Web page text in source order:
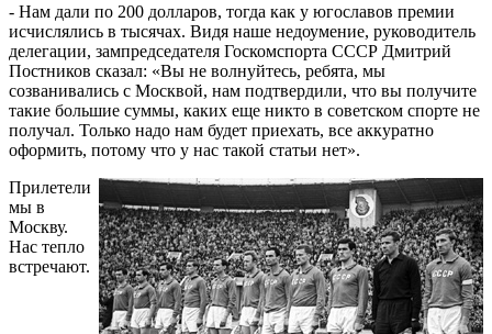
- Нам дали по 200 долларов, тогда как у югославов премии
исчислялись в тысячах. Видя наше недоумение, руководитель
делегации, зампредседателя Госкомспорта СССР Дмитрий
Постников сказал: «Вы не волнуйтесь, ребята, мы
созванивались с Москвой, нам подтвердили, что вы получите
такие большие суммы, каких еще никто в советском спорте не
получал. Только надо нам будет приехать, все аккуратно
оформить, потому что у нас такой статьи нет».
Прилетели
мы в
Москву.
Нас тепло
встречают.